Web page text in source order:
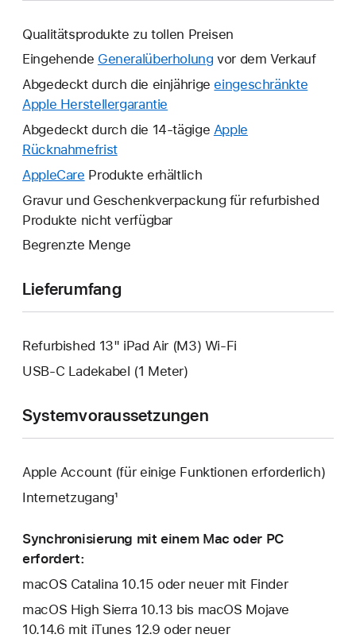
Qualitätsprodukte zu tollen Preisen
Eingehende Generalüberholung vor dem Verkauf
Abgedeckt durch die einjährige eingeschränkte
Apple Herstellergarantie
neues
geöffnet.
Abgedeckt durch die 14-tägige Apple
RücknahmefristEin
neues
wird
geöffnet.
AppleCare Ein
neues
Fenster
geöffnet.
Produkte erhältlich
Gravur und Geschenkverpackung für refurbished
Produkte nicht verfügbar
Begrenzte Menge
Lieferumfang
Refurbished 13" iPad Air (M3) Wi-Fi
USB‑C Ladekabel (1 Meter)
Systemvoraussetzungen
Apple Account (für einige Funktionen erforderlich)
Internetzugang¹
Synchronisierung mit einem Mac oder PC
erfordert:
macOS Catalina 10.15 oder neuer mit Finder
macOS High Sierra 10.13 bis macOS Mojave
10.14.6 mit iTunes 12.9 oder neuer